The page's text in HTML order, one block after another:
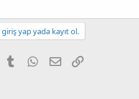
yap yada kayıt ol.
PinterestTumblr WhatsApp
E-posta